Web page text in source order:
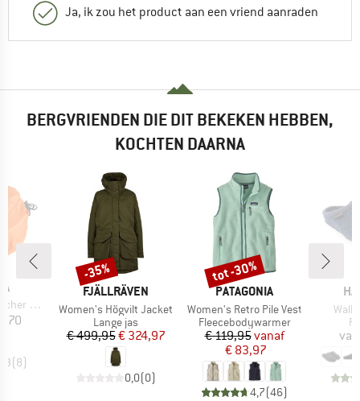
Ja, ik zou het product aan een vriend aanraden
BERGVRIENDEN DIE DIT BEKEKEN HEBBEN,
KOCHTEN DAARNA
(8)
MERK
FJÄLLRÄVEN
Artikel
Women's Högvilt Jacket
Productgroep
Lange jas
Prijs
€ 499,95Verlaagde prijs
€ 324,97
0,0(0)
Korting
-35%
MERK
PATAGONIA
Artikel
Women's Retro Pile Vest
Productgroep
Fleecebodywarmer
Prijs
€ 119,95Verlaagde prijs
vanaf
€ 83,97
4,7(46)
Korting
tot -30%